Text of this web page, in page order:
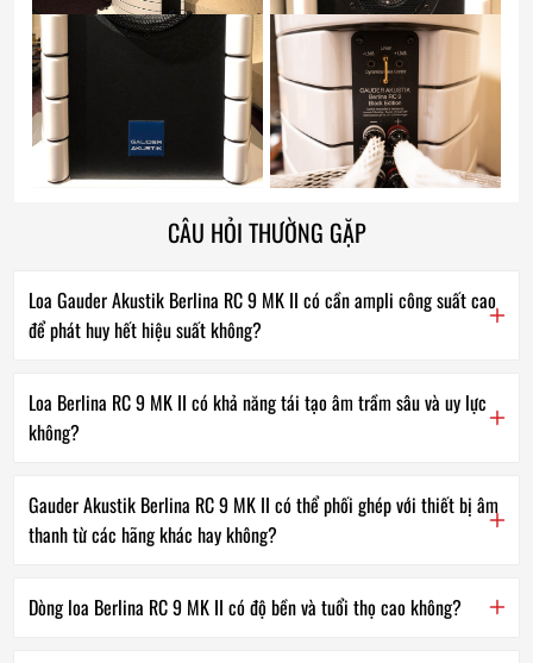
CÂU HỎI THƯỜNG GẶP
Loa Gauder Akustik Berlina RC 9 MK II có cần ampli công suất cao
để phát huy hết hiệu suất không?
Loa Berlina RC 9 MK II có khả năng tái tạo âm trầm sâu và uy lực
không?
Gauder Akustik Berlina RC 9 MK II có thể phối ghép với thiết bị âm
thanh từ các hãng khác hay không?
Dòng loa Berlina RC 9 MK II có độ bền và tuổi thọ cao không?